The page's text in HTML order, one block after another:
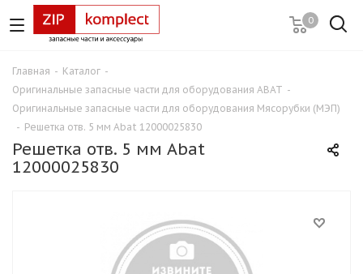
0
Главная - Каталог -
Оригинальные запасные части для оборудования ABAT -
Оригинальные запасные части для оборудования Мясорубки (МЭП)
- Решетка отв. 5 мм Abat 12000025830
Решетка отв. 5 мм Abat
12000025830